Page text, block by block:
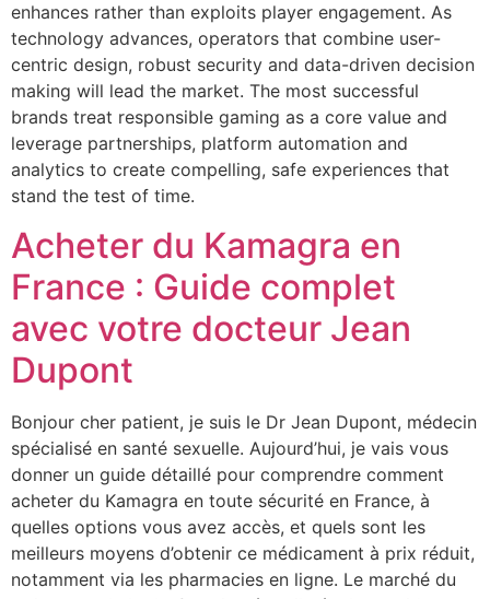
enhances rather than exploits player engagement. As
technology advances, operators that combine user-
centric design, robust security and data-driven decision
making will lead the market. The most successful
brands treat responsible gaming as a core value and
leverage partnerships, platform automation and
analytics to create compelling, safe experiences that
stand the test of time.
Acheter du Kamagra en
France : Guide complet
avec votre docteur Jean
Dupont
Bonjour cher patient, je suis le Dr Jean Dupont, médecin
spécialisé en santé sexuelle. Aujourd’hui, je vais vous
donner un guide détaillé pour comprendre comment
acheter du Kamagra en toute sécurité en France, à
quelles options vous avez accès, et quels sont les
meilleurs moyens d’obtenir ce médicament à prix réduit,
notamment via les pharmacies en ligne. Le marché du